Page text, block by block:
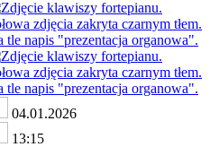
04.01.2026
13:15